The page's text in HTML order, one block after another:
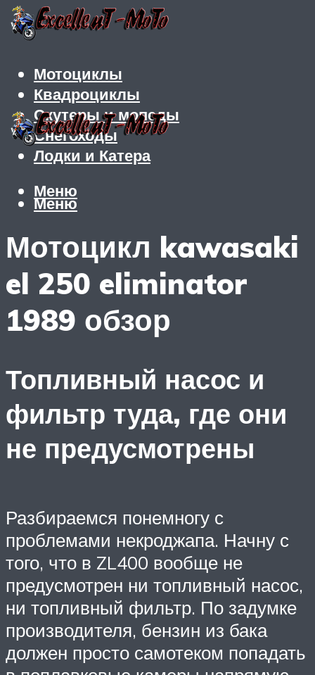
Мотоциклы
Квадроциклы
Скутеры и мопеды
Снегоходы
Лодки и Катера
Меню
Меню
Мотоцикл kawasaki
el 250 eliminator
1989 обзор
Топливный насос и
фильтр туда, где они
не предусмотрены
Разбираемся понемногу с
проблемами некроджапа. Начну с
того, что в ZL400 вообще не
предусмотрен ни топливный насос,
ни топливный фильтр. По задумке
производителя, бензин из бака
должен просто самотеком попадать